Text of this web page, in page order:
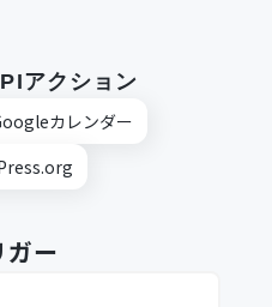
アクション
カレンダー
ー